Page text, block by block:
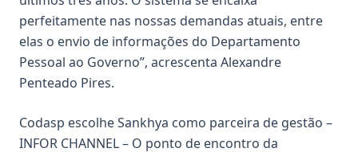
perfeitamente nas nossas demandas atuais, entre
elas o envio de informações do Departamento
Pessoal ao Governo”, acrescenta Alexandre
Penteado Pires.
Codasp escolhe Sankhya como parceira de gestão –
INFOR CHANNEL – O ponto de encontro da